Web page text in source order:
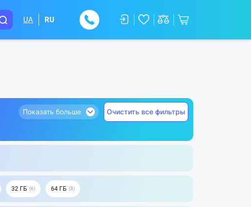
UA RU
Показать больше Очистить все фильтры
32 ГБ 6 64 ГБ 3